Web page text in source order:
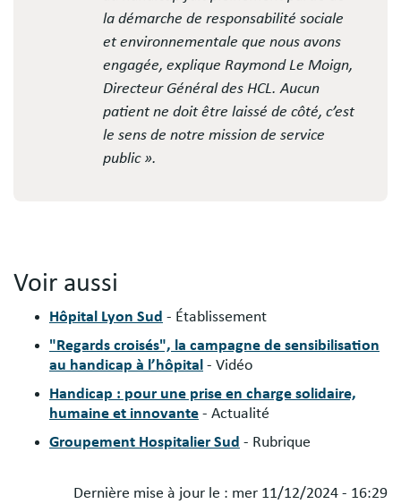
la démarche de responsabilité sociale
et environnementale que nous avons
engagée, explique Raymond Le Moign,
Directeur Général des HCL. Aucun
patient ne doit être laissé de côté, c’est
le sens de notre mission de service
public ».
Voir aussi
Hôpital Lyon Sud - Établissement
"Regards croisés", la campagne de sensibilisation
au handicap à l’hôpital - Vidéo
Handicap : pour une prise en charge solidaire,
humaine et innovante - Actualité
Groupement Hospitalier Sud - Rubrique
Dernière mise à jour le : mer 11/12/2024 - 16:29